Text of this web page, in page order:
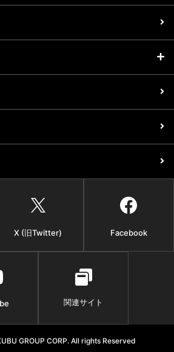
X (旧Twitter) Facebook
関連サイト
GROUP CORP. All rights Reserved